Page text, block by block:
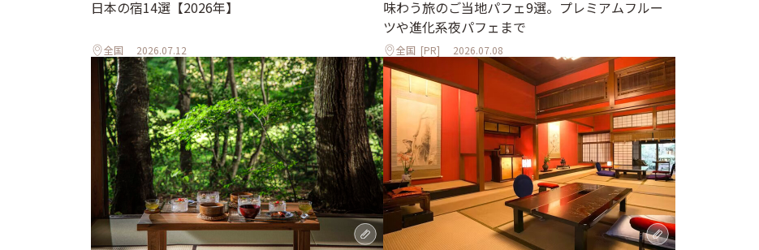
日本の宿14選【2026年】
全国 2026.07.12
味わう旅のご当地パフェ9選。プレミアムフルー
ツや進化系夜パフェまで
全国 [PR] 2026.07.08